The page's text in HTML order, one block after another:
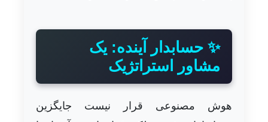
✨ حسابدار آینده: یک
مشاور استراتژیک
هوش مصنوعی قرار نیست جایگزین